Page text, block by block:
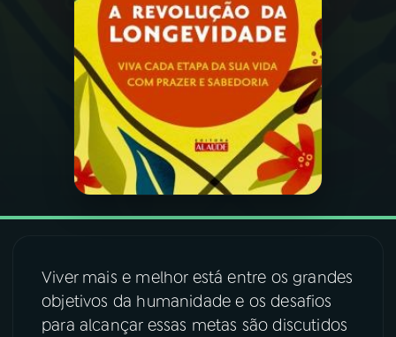
VIDEOCASTS
ÚLTIMAS
FESTIVAL DE MÚSICA
ACOMPANHE A RÁDIO NACIONAL
Instagram X
Viver mais e melhor está entre os grandes
objetivos da humanidade e os desafios
para alcançar essas metas são discutidos